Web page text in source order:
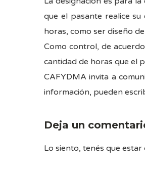
que el pasante realice
horas, como ser diseño
Como control, de
cantidad de horas que el
CAFYDMA invita a
información, pueden
Deja un
Lo siento, tenés que estar